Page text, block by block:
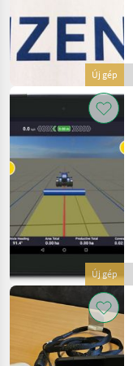
FJDynamics
John Deere
Steyr
Raven
Mind a 11
megjelenítése
MODELL
VARIOGUIDE
Új gép
Új gép